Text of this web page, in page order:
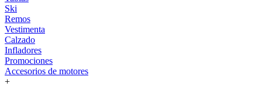
Ski
Remos
Vestimenta
Calzado
Infladores
Promociones
Accesorios de motores
+